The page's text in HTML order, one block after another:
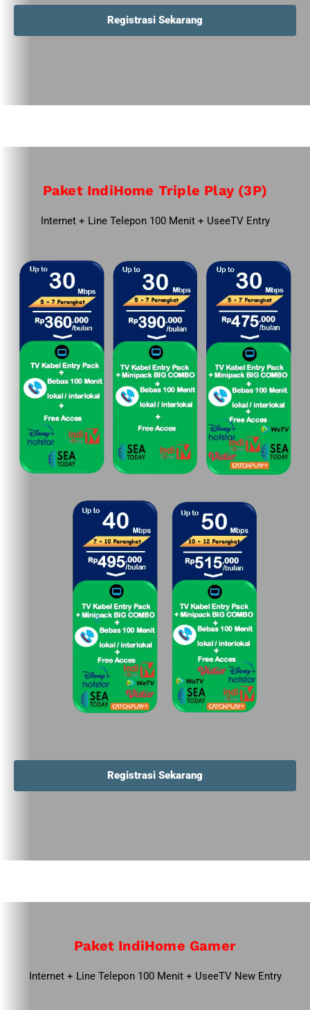
Registrasi Sekarang
Paket IndiHome Triple Play (3P)
Internet + Line Telepon 100 Menit + UseeTV Entry
Registrasi Sekarang
Paket IndiHome Gamer
Internet + Line Telepon 100 Menit + UseeTV New Entry